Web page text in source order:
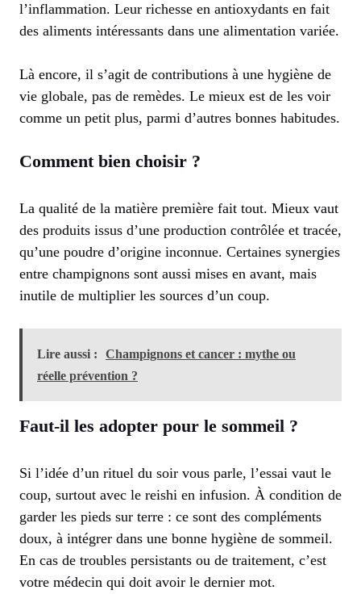
l’inflammation. Leur richesse en antioxydants en fait
des aliments intéressants dans une alimentation variée.
Là encore, il s’agit de contributions à une hygiène de
vie globale, pas de remèdes. Le mieux est de les voir
comme un petit plus, parmi d’autres bonnes habitudes.
Comment bien choisir ?
La qualité de la matière première fait tout. Mieux vaut
des produits issus d’une production contrôlée et tracée,
qu’une poudre d’origine inconnue. Certaines synergies
entre champignons sont aussi mises en avant, mais
inutile de multiplier les sources d’un coup.
Lire aussi :
Champignons et cancer : mythe ou
réelle prévention ?
Faut-il les adopter pour le sommeil ?
Si l’idée d’un rituel du soir vous parle, l’essai vaut le
coup, surtout avec le reishi en infusion. À condition de
garder les pieds sur terre : ce sont des compléments
doux, à intégrer dans une bonne hygiène de sommeil.
En cas de troubles persistants ou de traitement, c’est
votre médecin qui doit avoir le dernier mot.